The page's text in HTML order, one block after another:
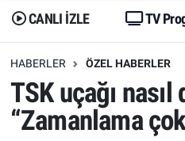
CANLI İZLE TV
HABERLER ÖZEL HABERLER
TSK uçağı nasıl
“Zamanlama
Dünya
Erişim Bilgileri
Ekonomi
Trend
Erişim Bilgileri
Spor
Trafik Durumu
Erişim Bilgileri
Tüm Manşetler